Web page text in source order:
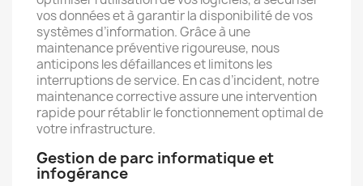
vos données et à garantir la disponibilité de vos
systèmes d’information. Grâce à une
maintenance préventive rigoureuse, nous
anticipons les défaillances et limitons les
interruptions de service. En cas d’incident, notre
maintenance corrective assure une intervention
rapide pour rétablir le fonctionnement optimal de
votre infrastructure.
Gestion de parc informatique et
infogérance